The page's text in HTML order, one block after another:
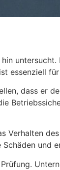
essenziell
dass er
Verhalten
und